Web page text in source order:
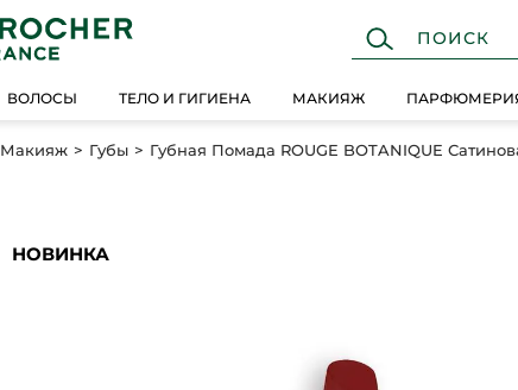
ВОЛОСЫ ТЕЛО И ГИГИЕНА МАКИЯЖ
Макияж Губы Губная Помада ROUGE BOTANIQUE
НОВИНКА